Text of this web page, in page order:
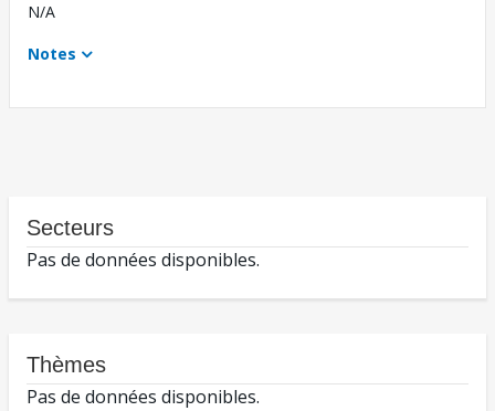
N/A
Notes
Secteurs
Pas de données disponibles.
Thèmes
Pas de données disponibles.